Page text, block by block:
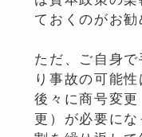
ておくのがお勧
ただ、ご自身
り事故の可能性
後々に商号変
更）が必要に